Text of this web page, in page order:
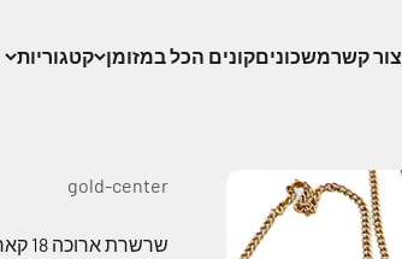
צור קשרמשכוניםקונים הכל במזומן קטגוריות
gold-center
שרשרת ארוכה 18 קארט ללא סוגר עם תליון חמסה 14 קארט משובת יהלומים